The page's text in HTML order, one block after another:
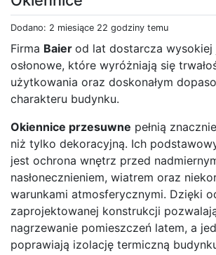
Dodano: 2 miesiące 22 godziny temu
Firma Baier od lat dostarcza wysokiej
osłonowe, które wyróżniają się
użytkowania oraz doskonałym
charakteru budynku.
Okiennice przesuwne pełnią
niż tylko dekoracyjną. Ich
jest ochrona wnętrz przed
nasłonecznieniem, wiatrem oraz
warunkami atmosferycznymi. Dzięki
zaprojektowanej konstrukcji
nagrzewanie pomieszczeń latem, a
poprawiają izolację termiczną